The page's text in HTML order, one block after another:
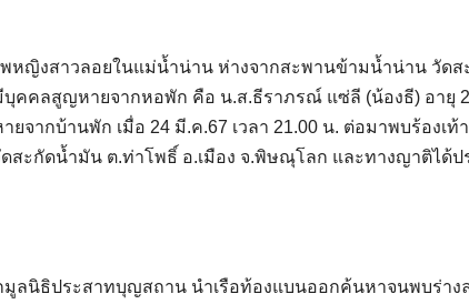
พหญิงสาวลอยในแม่น้ำน่าน ห่างจากสะพานข้ามน้ำน่าน วัด
คคลสูญหายจากหอพัก คือ น.ส.ธีราภรณ์ แซ่ลี (น้องธี) อายุ
จากบ้านพัก เมื่อ 24 มี.ค.67 เวลา 21.00 น. ต่อมาพบร้องเ
สะกัดน้ำมัน ต.ท่าโพธิ์ อ.เมือง จ.พิษณุโลก และทางญาติได้ป
นิธิประสาทบุญสถาน นำเรือท้องแบนออกค้นหาจนพบร่าง